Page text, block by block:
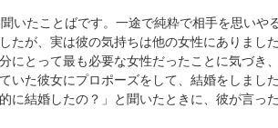
いたことばです。一途で純粋で相手を思いや
たが、実は彼の気持ちは他の女性にありまし
にとって最も必要な女性だったことに気づき
いた彼女にプロポーズをして、結婚をしまし
に結婚したの？」と聞いたときに、彼が言った